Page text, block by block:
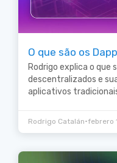
O que são os
Rodrigo explica o que
descentralizados e
aplicativos
Rodrigo Catalán•febrero